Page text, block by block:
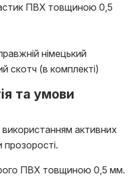
ПВХ товщиною 0,5
німецький
скотч (в комплекті)
та умови
активних
прозорості.
ПВХ товщиною 0,5 мм.